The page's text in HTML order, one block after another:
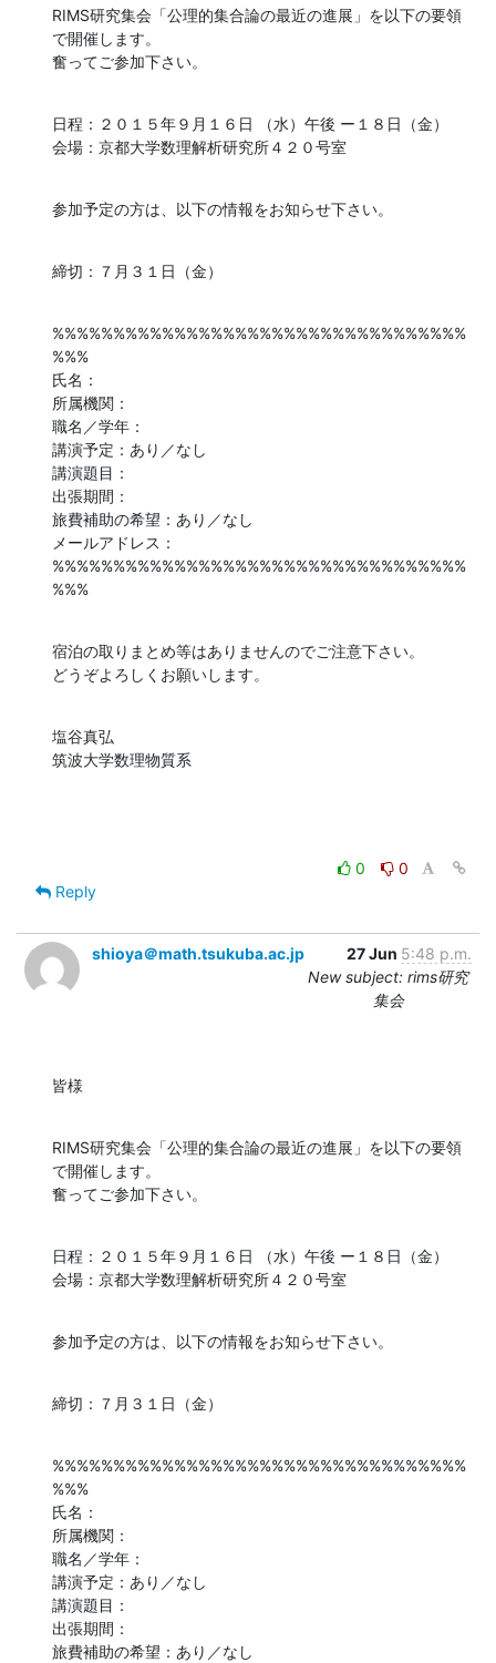
RIMS研究集会「公理的集合論の最近の進展」を以下の要領
で開催します。
奮ってご参加下さい。
日程：２０１５年９月１６日 （水）午後 ー１８日（金）
会場：京都大学数理解析研究所４２０号室
参加予定の方は、以下の情報をお知らせ下さい。
締切：７月３１日（金）
%%%%%%%%%%%%%%%%%%%%%%%%%%%%%%%%%%
%%%
氏名：
所属機関：
職名／学年：
講演予定：あり／なし
講演題目：
出張期間：
旅費補助の希望：あり／なし
メールアドレス：
%%%%%%%%%%%%%%%%%%%%%%%%%%%%%%%%%%
%%%
宿泊の取りまとめ等はありませんのでご注意下さい。
どうぞよろしくお願いします。
塩谷真弘
筑波大学数理物質系
0
0
Reply
shioya＠math.tsukuba.ac.jp 27 Jun 5:48 p.m.
New subject: rims研究
集会
皆様
RIMS研究集会「公理的集合論の最近の進展」を以下の要領
で開催します。
奮ってご参加下さい。
日程：２０１５年９月１６日 （水）午後 ー１８日（金）
会場：京都大学数理解析研究所４２０号室
参加予定の方は、以下の情報をお知らせ下さい。
締切：７月３１日（金）
%%%%%%%%%%%%%%%%%%%%%%%%%%%%%%%%%%
%%%
氏名：
所属機関：
職名／学年：
講演予定：あり／なし
講演題目：
出張期間：
旅費補助の希望：あり／なし